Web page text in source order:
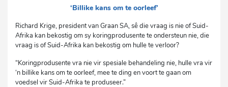
‘Billike kans om te oorleef’
Richard Krige, president van Graan SA, sê die vraag is nie of Suid-
Afrika kan bekostig om sy koringprodusente te ondersteun nie, die
vraag is of Suid-Afrika kan bekostig om hulle te verloor?
“Koringprodusente vra nie vir spesiale behandeling nie, hulle vra vir
‘n billike kans om te oorleef, mee te ding en voort te gaan om
voedsel vir Suid-Afrika te produseer.”